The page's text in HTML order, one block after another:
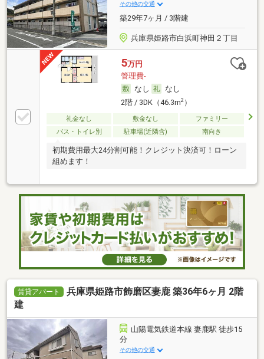
その他の交通
築29年7ヶ月 / 3階建
兵庫県姫路市白浜町神田２丁目
5万円
管理費-
なし
なし
2階 / 3DK（46.3m2）
礼金なし 敷金なし
ファミリー
バス・トイレ別
駐車場(近隣含) 南向き
初期費用最大24分割可能！クレジット決済可！ローン
組めます！
賃貸アパート
兵庫県姫路市飾磨区妻鹿 築36年6ヶ月 2階
建
山陽電気鉄道本線 妻鹿駅 徒歩15
分
その他の交通